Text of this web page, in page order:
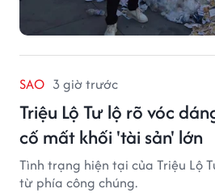
SAO 3 giờ trước
Triệu Lộ Tư lộ rõ vóc
cố mất khối 'tài sản' lớn
Tình trạng hiện tại của Triệu Lộ
từ phía công chúng.